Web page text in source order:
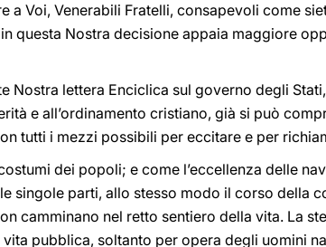
a Voi, Venerabili Fratelli, consapevoli come
questa Nostra decisione appaia maggiore
Nostra lettera Enciclica sul governo degli
e all’ordinamento cristiano, già si può
tutti i mezzi possibili per eccitare e per
dei popoli; e come l’eccellenza delle
singole parti, allo stesso modo il corso della
camminano nel retto sentiero della vita. La
pubblica, soltanto per opera degli uomini